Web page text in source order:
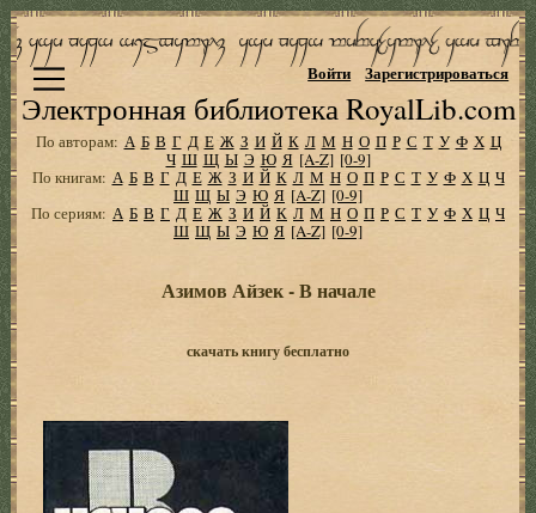
Электронная библиотека RoyalLib.com
Войти Зарегистрироваться
По авторам: А Б В Г Д Е Ж З И Й К Л М Н О П Р С Т У Ф Х Ц
Ч Ш Щ Ы Э Ю Я [A-Z] [0-9]
По книгам: А Б В Г Д Е Ж З И Й К Л М Н О П Р С Т У Ф Х Ц Ч
Ш Щ Ы Э Ю Я [A-Z] [0-9]
По сериям: А Б В Г Д Е Ж З И Й К Л М Н О П Р С Т У Ф Х Ц Ч
Ш Щ Ы Э Ю Я [A-Z] [0-9]
Азимов Айзек - В начале
скачать книгу бесплатно